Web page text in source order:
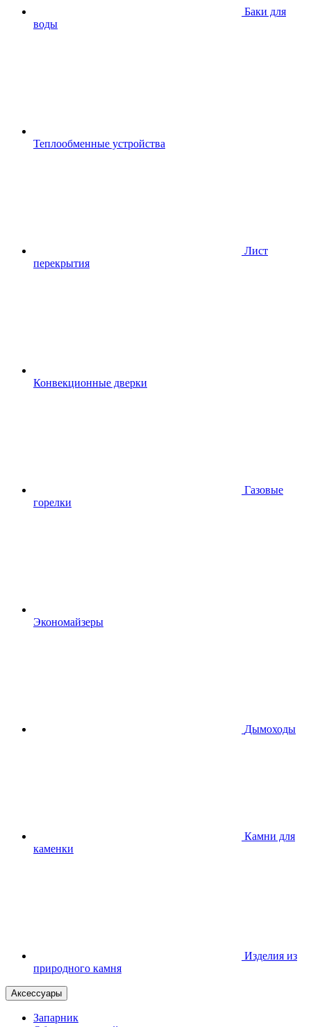
Баки для
воды
Теплообменные устройства
Лист
перекрытия
Конвекционные дверки
Газовые
горелки
Экономайзеры
Дымоходы
Камни для
каменки
Изделия из
природного камня
Аксессуары
Запарник